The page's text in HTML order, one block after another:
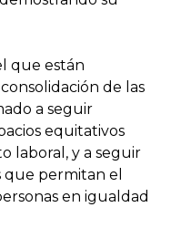
que están
de las
a seguir
equitativos
laboral, y a seguir
permitan el
en igualdad